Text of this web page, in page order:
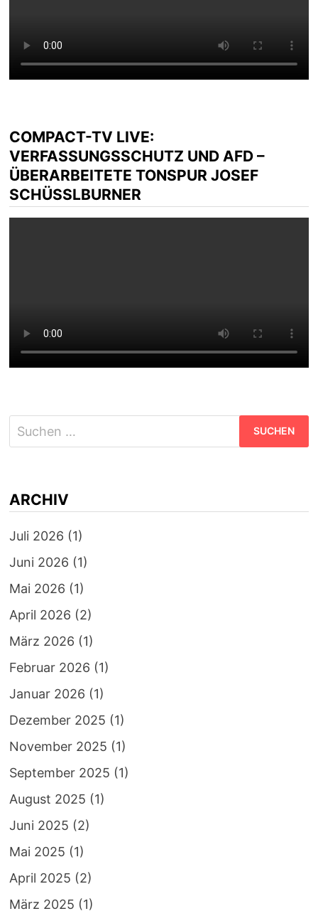
COMPACT-TV LIVE:
VERFASSUNGSSCHUTZ UND AFD –
ÜBERARBEITETE TONSPUR JOSEF
SCHÜSSLBURNER
Suchen
nach:
ARCHIV
Juli 2026 (1)
Juni 2026 (1)
Mai 2026 (1)
April 2026 (2)
März 2026 (1)
Februar 2026 (1)
Januar 2026 (1)
Dezember 2025 (1)
November 2025 (1)
September 2025 (1)
August 2025 (1)
Juni 2025 (2)
Mai 2025 (1)
April 2025 (2)
März 2025 (1)